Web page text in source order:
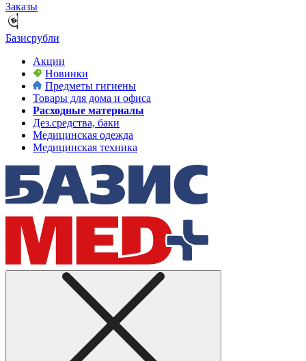
Заказы
Базисрубли
Акции
Новинки
Предметы гигиены
Товары для дома и офиса
Расходные материалы
Дез.средства, баки
Медицинская одежда
Медицинская техника